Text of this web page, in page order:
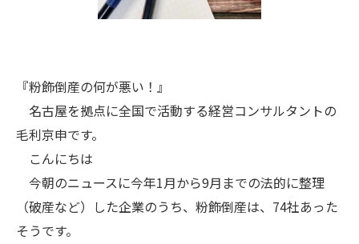
『粉飾倒産の何が悪い！』
名古屋を拠点に全国で活動する経営コンサルタントの
毛利京申です。
こんにちは
今朝のニュースに今年1月から9月までの法的に整理
（破産など）した企業のうち、粉飾倒産は、74社あった
そうです。